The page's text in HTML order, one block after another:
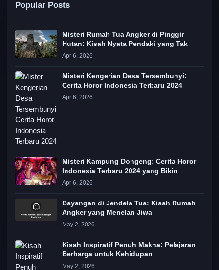
Popular Posts
Misteri Rumah Tua Angker di Pinggir
Hutan: Kisah Nyata Pendaki yang Tak
Apr 6, 2026
Misteri Kengerian Desa Tersembunyi:
Cerita Horor Indonesia Terbaru 2024
Apr 6, 2026
Misteri Kampung Dongeng: Cerita Horor
Indonesia Terbaru 2024 yang Bikin
Apr 6, 2026
Bayangan di Jendela Tua: Kisah Rumah
Angker yang Menelan Jiwa
May 2, 2026
Kisah Inspiratif Penuh Makna: Pelajaran
Berharga untuk Kehidupan
May 2, 2026